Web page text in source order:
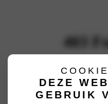
DEZE
GEBRUIK